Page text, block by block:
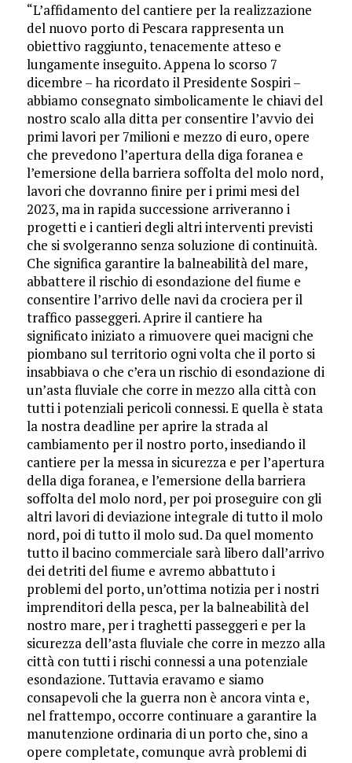
“L’affidamento del cantiere per la realizzazione
del nuovo porto di Pescara rappresenta un
obiettivo raggiunto, tenacemente atteso e
lungamente inseguito. Appena lo scorso 7
dicembre – ha ricordato il Presidente Sospiri –
abbiamo consegnato simbolicamente le chiavi del
nostro scalo alla ditta per consentire l’avvio dei
primi lavori per 7milioni e mezzo di euro, opere
che prevedono l’apertura della diga foranea e
l’emersione della barriera soffolta del molo nord,
lavori che dovranno finire per i primi mesi del
2023, ma in rapida successione arriveranno i
progetti e i cantieri degli altri interventi previsti
che si svolgeranno senza soluzione di continuità.
Che significa garantire la balneabilità del mare,
abbattere il rischio di esondazione del fiume e
consentire l’arrivo delle navi da crociera per il
traffico passeggeri. Aprire il cantiere ha
significato iniziato a rimuovere quei macigni che
piombano sul territorio ogni volta che il porto si
insabbiava o che c’era un rischio di esondazione di
un’asta fluviale che corre in mezzo alla città con
tutti i potenziali pericoli connessi. E quella è stata
la nostra deadline per aprire la strada al
cambiamento per il nostro porto, insediando il
cantiere per la messa in sicurezza e per l’apertura
della diga foranea, e l’emersione della barriera
soffolta del molo nord, per poi proseguire con gli
altri lavori di deviazione integrale di tutto il molo
nord, poi di tutto il molo sud. Da quel momento
tutto il bacino commerciale sarà libero dall’arrivo
dei detriti del fiume e avremo abbattuto i
problemi del porto, un’ottima notizia per i nostri
imprenditori della pesca, per la balneabilità del
nostro mare, per i traghetti passeggeri e per la
sicurezza dell’asta fluviale che corre in mezzo alla
città con tutti i rischi connessi a una potenziale
esondazione. Tuttavia eravamo e siamo
consapevoli che la guerra non è ancora vinta e,
nel frattempo, occorre continuare a garantire la
manutenzione ordinaria di un porto che, sino a
opere completate, comunque avrà problemi di